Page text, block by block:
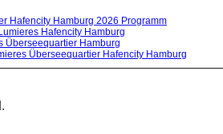
Hafencity Hamburg 2026 Programm
Hafencity Hamburg
Überseequartier Hamburg
Überseequartier Hafencity Hamburg